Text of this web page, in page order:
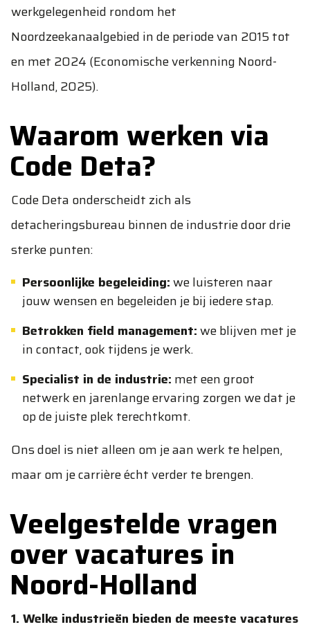
werkgelegenheid rondom het
Noordzeekanaalgebied in de periode van 2015 tot
en met 2024 (Economische verkenning Noord-
Holland, 2025).
Waarom werken via
Code Deta?
Code Deta onderscheidt zich als
detacheringsbureau binnen de industrie door drie
sterke punten:
Persoonlijke begeleiding:we luisteren naar
jouw wensen en begeleiden je bij iedere stap.
Betrokken field management:we blijven met je
in contact, ook tijdens je werk.
Specialist in de industrie: met een groot
netwerk en jarenlange ervaring zorgen we dat je
op de juiste plek terechtkomt.
Ons doel is niet alleen om je aan werk te helpen,
maar om je carrière écht verder te brengen.
Veelgestelde vragen
over vacatures in
Noord-Holland
1. Welke industrieën bieden de meeste vacatures